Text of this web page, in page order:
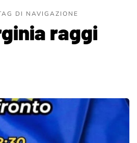
DI NAVIGAZIONE
raggi